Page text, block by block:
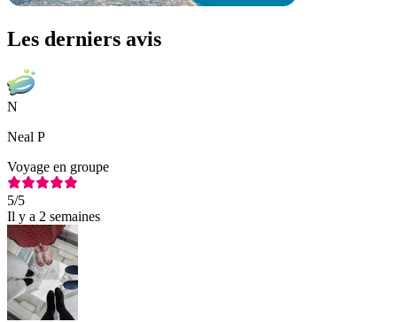
Les derniers avis
N
Neal P
Voyage en groupe
5/5
Il y a 2 semaines